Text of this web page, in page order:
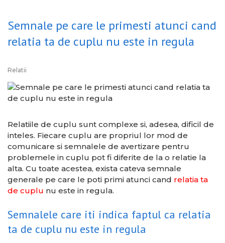
Semnale pe care le primesti atunci cand
relatia ta de cuplu nu este in regula
Relatii
Relatiile de cuplu sunt complexe si, adesea, dificil de
inteles. Fiecare cuplu are propriul lor mod de
comunicare si semnalele de avertizare pentru
problemele in cuplu pot fi diferite de la o relatie la
alta. Cu toate acestea, exista cateva semnale
generale pe care le poti primi atunci cand relatia ta
de cuplu nu este in regula.
Semnalele care iti indica faptul ca relatia
ta de cuplu nu este in regula